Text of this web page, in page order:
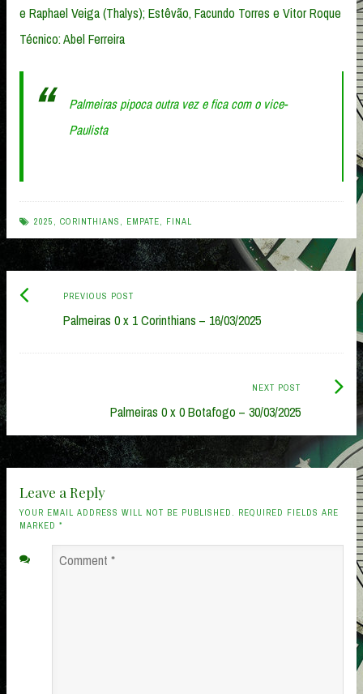
e Raphael Veiga (Thalys); Estêvão, Facundo Torres e Vitor Roque
Técnico: Abel Ferreira
Palmeiras pipoca outra vez e fica com o vice-
Paulista
2025 , CORINTHIANS , EMPATE, FINAL
Post
navigation
PREVIOUS POSTPrevious
post:
Palmeiras 0 x 1 Corinthians – 16/03/2025
NEXT POST
Palmeiras 0 x 0 Botafogo – 30/03/2025
Next
Leave a Reply
YOUR EMAIL ADDRESS WILL NOT BE PUBLISHED. REQUIRED FIELDS ARE
MARKED *
Comment